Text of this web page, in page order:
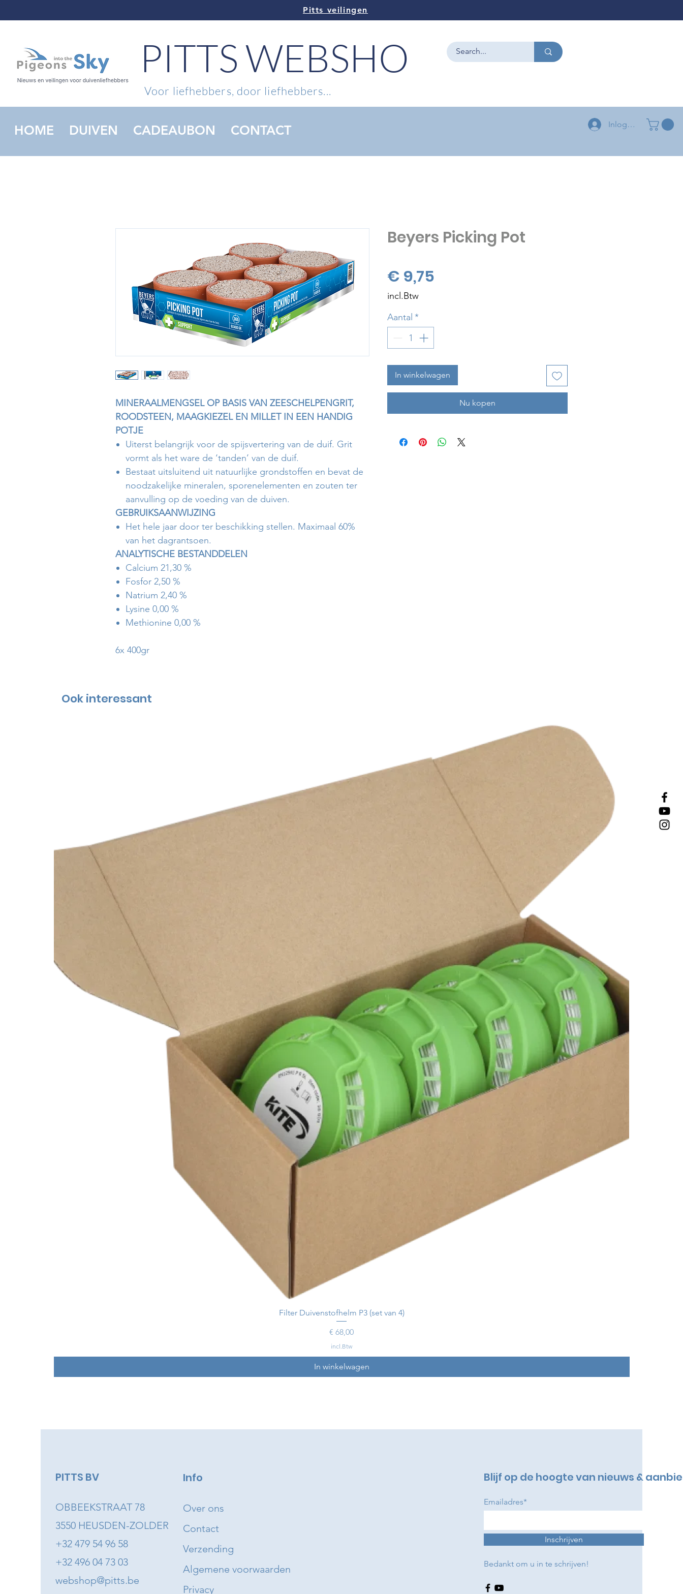
Pitts veilingen
PITTS WEBSHOP
Voor liefhebbers, door liefhebbers...
HOME DUIVEN CADEAUBON CONTACT Inloggen
MINERAALMENGSEL OP BASIS VAN ZEESCHELPENGRIT,
ROODSTEEN, MAAGKIEZEL EN MILLET IN EEN HANDIG
POTJE
Uiterst belangrijk voor de spijsvertering van de duif. Grit
vormt als het ware de ‘tanden’ van de duif.
Bestaat uitsluitend uit natuurlijke grondstoffen en bevat de
noodzakelijke mineralen, sporenelementen en zouten ter
aanvulling op de voeding van de duiven.
GEBRUIKSAANWIJZING
Het hele jaar door ter beschikking stellen. Maximaal 60%
van het dagrantsoen.
ANALYTISCHE BESTANDDELEN
Calcium 21,30 %
Fosfor 2,50 %
Natrium 2,40 %
Lysine 0,00 %
Methionine 0,00 %
6x 400gr
Beyers Picking Pot
€ 9,75
incl.Btw
Aantal *
In winkelwagen
Nu kopen
Ook interessant
Filter Duivenstofhelm P3 (set van 4)
Prijs
€ 68,00
incl.Btw
In winkelwagen
PITTS BV
OBBEEKSTRAAT 78
3550 HEUSDEN-ZOLDER
+32 479 54 96 58
+32 496 04 73 03
webshop@pitts.be
Info
Over ons
Contact
Verzending
Algemene voorwaarden
Privacy
Blijf op de hoogte van nieuws &
Emailadres*
Inschrijven
Bedankt om u in te schrijven!